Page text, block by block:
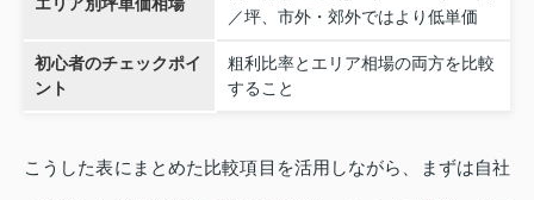
エリア別坪単価相場
／坪、市外・郊外ではより低単価
初心者のチェックポイ
ント
粗利比率とエリア相場の両方を比較
すること
こうした表にまとめた比較項目を活用しながら、まずは自社